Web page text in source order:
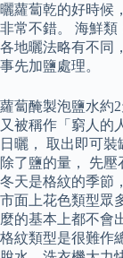
曬蘿蔔乾的好時候
非常不錯。 海鮮類
各地曬法略有不同
事先加鹽處理。
蘿蔔醃製泡鹽水約
又被稱作「窮人的
日曬， 取出即可裝
除了鹽的量， 先壓
冬天是格紋的季節
市面上花色類型眾
麼的基本上都不會
格紋類型是很難作